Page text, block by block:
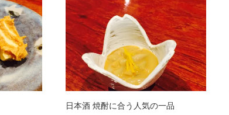
日本酒 焼酎に合う人気の一品